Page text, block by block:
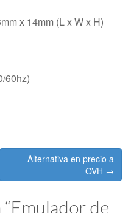
x 14mm (L x W x H)
60hz)
Alternativa en precio a
OVH →
Emulador de